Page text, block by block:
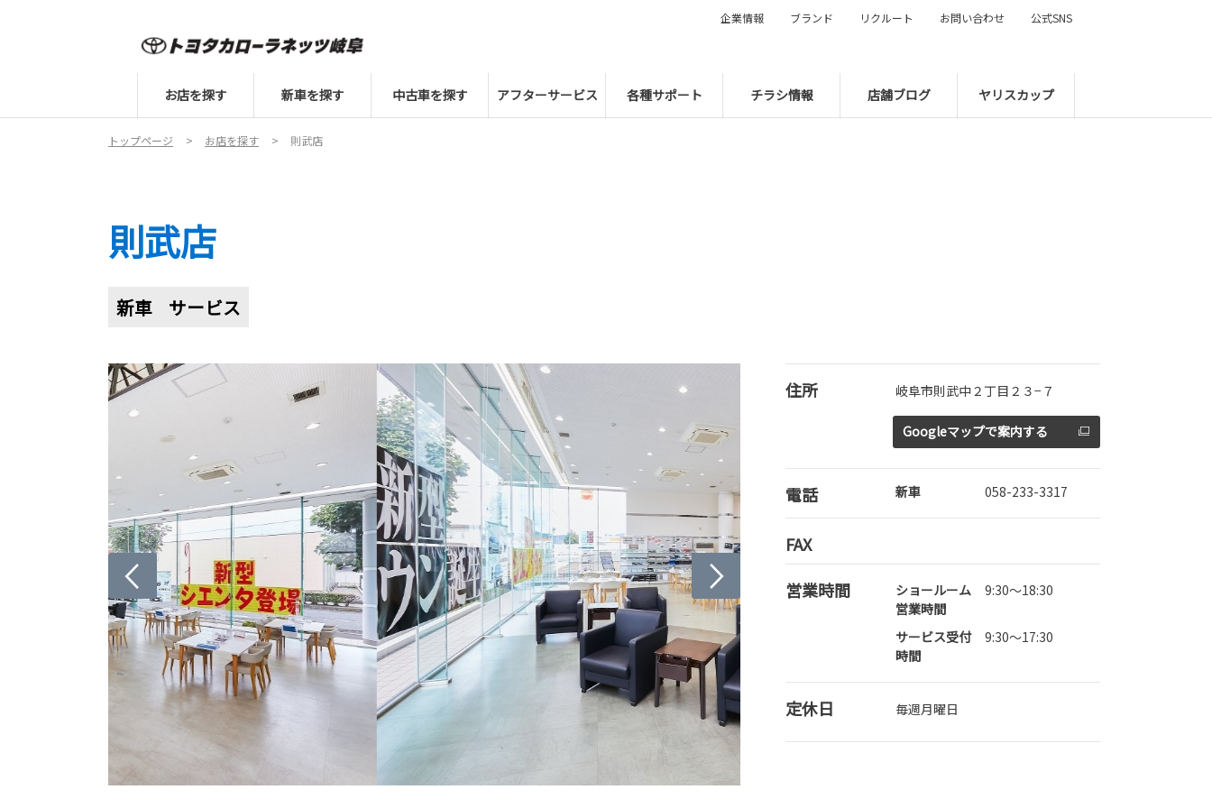
お店を探す 新車を探す 中古車を探す アフターサービス 各種サポート チラシ情報 店舗ブログ ヤリスカップ
企業情報 ブランド リクルート お問い合わせ 公式SNS
トップページ お店を探す 則武店
則武店
新車 サービス
住所 岐阜市則武中２丁目２３−７
Googleマップで案内する
電話 新車 058-233-3317
FAX
営業時間
ショールーム
営業時間
9:30～18:30
サービス受付
時間
9:30～17:30
定休日 毎週月曜日